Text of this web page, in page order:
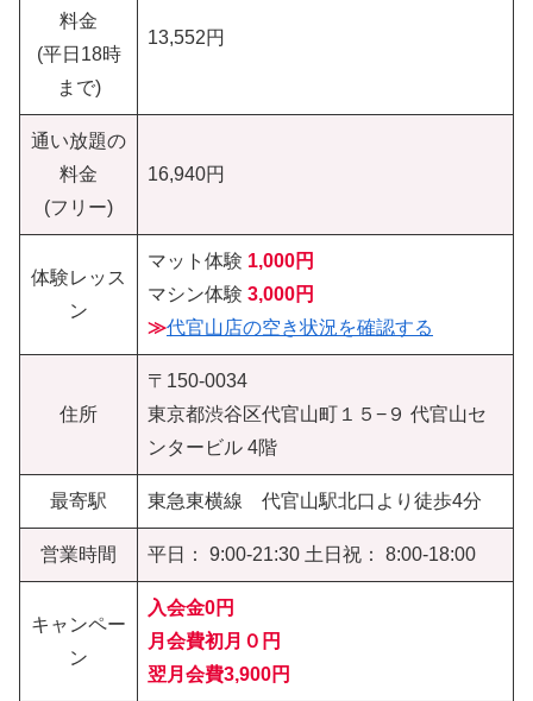
料金
(平日18時
まで)
13,552円
通い放題の
料金
(フリー)
16,940円
体験レッス
ン
マット体験 1,000円
マシン体験 3,000円
≫代官山店の空き状況を確認する
住所
〒150-0034
東京都渋谷区代官山町１５−９ 代官山セ
ンタービル 4階
最寄駅 東急東横線 代官山駅北口より徒歩4分
営業時間 平日： 9:00-21:30 土日祝： 8:00-18:00
キャンペー
ン
入会金0円
月会費初月０円
翌月会費3,900円